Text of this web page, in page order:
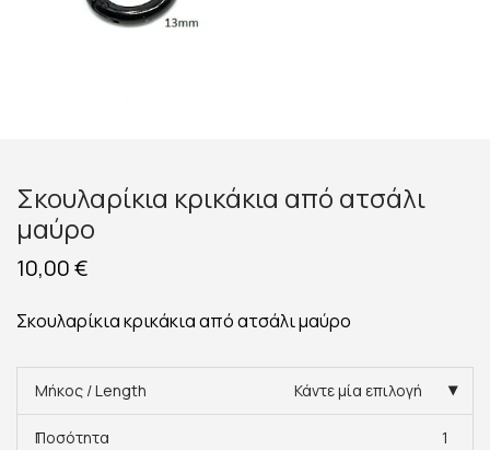
Σκουλαρίκια κρικάκια από ατσάλι
μαύρο
10,00€
Σκουλαρίκια κρικάκια από ατσάλι μαύρο
Μήκος / Length Κάντε μία επιλογή
Ποσότητα
1